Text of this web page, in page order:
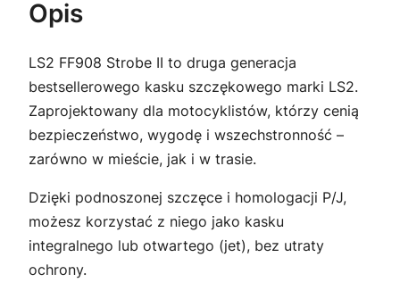
Opis
LS2 FF908 Strobe II to druga generacja
bestsellerowego kasku szczękowego marki LS2.
Zaprojektowany dla motocyklistów, którzy cenią
bezpieczeństwo, wygodę i wszechstronność –
zarówno w mieście, jak i w trasie.
Dzięki podnoszonej szczęce i homologacji P/J,
możesz korzystać z niego jako kasku
integralnego lub otwartego (jet), bez utraty
ochrony.